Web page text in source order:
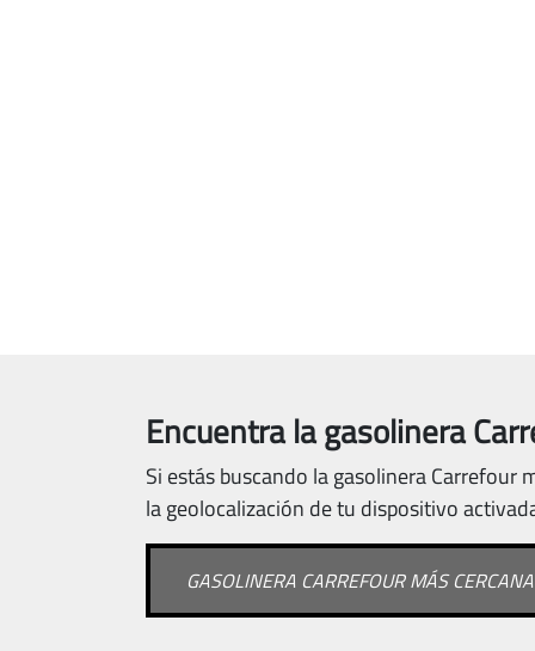
Encuentra la gasolinera
Si estás buscando la gasolinera Carrefour
la geolocalización de tu dispositivo
GASOLINERA CARREFOUR MÁS